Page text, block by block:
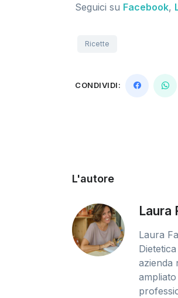
Seguici su Facebook,
Ricette
CONDIVIDI:
L'autore
Laura
Laura
azienda